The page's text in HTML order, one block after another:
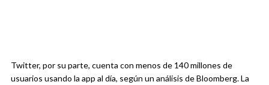
Twitter, por su parte, cuenta con menos de 140 millones de
usuarios usando la app al día, según un análisis de Bloomberg. La